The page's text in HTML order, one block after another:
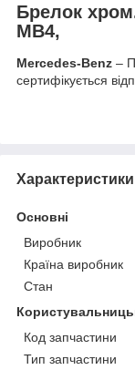
Брелок
MB4,
Mercedes-Benz –
сертифікується
Характеристики
Основні
Виробник
Країна виробник
Стан
Код запчастини
Тип запчастини